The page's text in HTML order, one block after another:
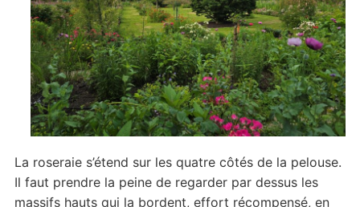
La roseraie s’étend sur les quatre côtés de la pelouse.
Il faut prendre la peine de regarder par dessus les
massifs hauts qui la bordent, effort récompensé, en